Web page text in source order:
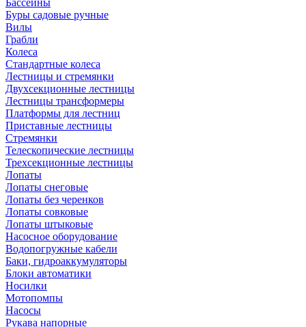
Бассейны
Буры садовые ручные
Вилы
Грабли
Колеса
Стандартные колеса
Лестницы и стремянки
Двухсекционные лестницы
Лестницы трансформеры
Платформы для лестниц
Приставные лестницы
Стремянки
Телескопические лестницы
Трехсекционные лестницы
Лопаты
Лопаты снеговые
Лопаты без черенков
Лопаты совковые
Лопаты штыковые
Насосное оборудование
Водопогружные кабели
Баки, гидроаккумуляторы
Блоки автоматики
Носилки
Мотопомпы
Насосы
Рукава напорные